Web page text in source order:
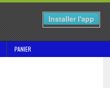
Installer l'app
PANIER